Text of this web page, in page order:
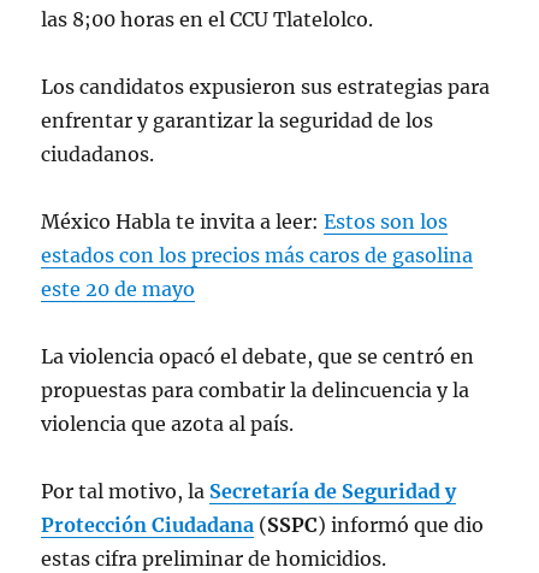
las 8;00 horas en el CCU Tlatelolco.
Los candidatos expusieron sus estrategias para
enfrentar y garantizar la seguridad de los
ciudadanos.
México Habla te invita a leer:Estos son los
estados con los precios más caros de gasolina
este 20 de mayo
La violencia opacó el debate, que se centró en
propuestas para combatir la delincuencia y la
violencia que azota al país.
Por tal motivo, la Secretaría de Seguridad y
Protección Ciudadana (SSPC) informó que dio
estas cifra preliminar de homicidios.